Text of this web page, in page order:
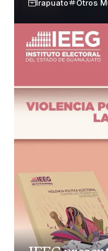
Irapuato Otros